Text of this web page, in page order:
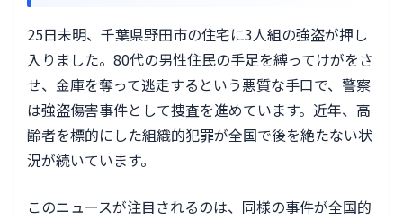
25日未明、千葉県野田市の住宅に3人組の強盗が押し
入りました。80代の男性住民の手足を縛ってけがをさ
せ、金庫を奪って逃走するという悪質な手口で、警察
は強盗傷害事件として捜査を進めています。近年、高
齢者を標的にした組織的犯罪が全国で後を絶たない状
況が続いています。
このニュースが注目されるのは、同様の事件が全国的